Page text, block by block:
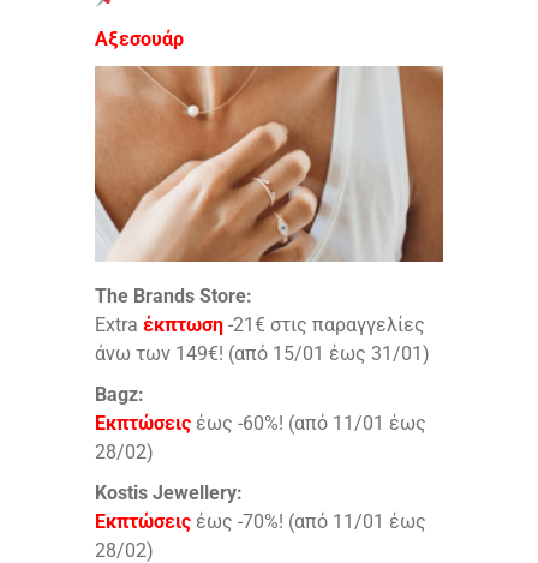
Αξεσουάρ
The Brands Store:
Extra έκπτωση -21€ στις παραγγελίες
άνω των 149€! (από 15/01 έως 31/01)
Bagz:
Εκπτώσεις έως -60%! (από 11/01 έως
28/02)
Kostis Jewellery:
Εκπτώσεις έως -70%! (από 11/01 έως
28/02)